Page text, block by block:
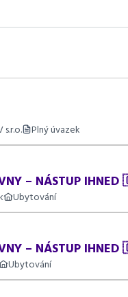
s.r.o. Plný úvazek
– NÁSTUP
Ubytování
– NÁSTUP
Ubytování